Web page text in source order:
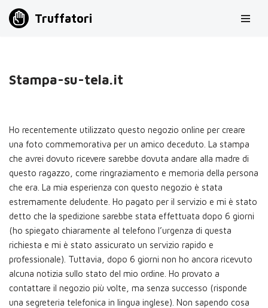
Truffatori
Stampa-su-tela.it
Ho recentemente utilizzato questo negozio online per creare
una foto commemorativa per un amico deceduto. La stampa
che avrei dovuto ricevere sarebbe dovuta andare alla madre di
questo ragazzo, come ringraziamento e memoria della persona
che era. La mia esperienza con questo negozio è stata
estremamente deludente. Ho pagato per il servizio e mi è stato
detto che la spedizione sarebbe stata effettuata dopo 6 giorni
(ho spiegato chiaramente al telefono l’urgenza di questa
richiesta e mi è stato assicurato un servizio rapido e
professionale). Tuttavia, dopo 6 giorni non ho ancora ricevuto
alcuna notizia sullo stato del mio ordine. Ho provato a
contattare il negozio più volte, ma senza successo (risponde
una segreteria telefonica in lingua inglese). Non sapendo cosa